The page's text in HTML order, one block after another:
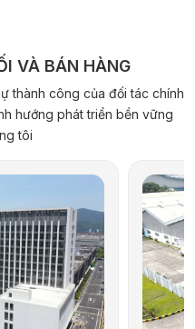
VÀ BÁN HÀNG
thành công của đối tác chính
hướng phát triển bền vững
tôi